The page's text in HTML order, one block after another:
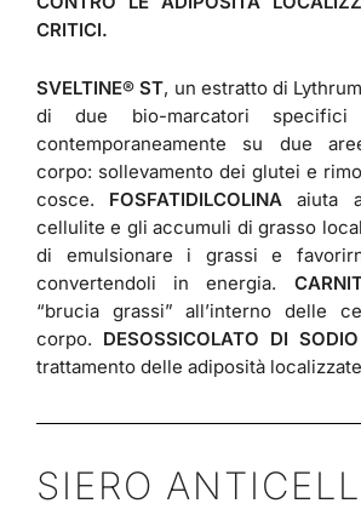
CRITICI.
SVELTINE® ST, un estratto di
di due bio-marcatori specifici
contemporaneamente su due
corpo: sollevamento dei glutei e
cosce. FOSFATIDILCOLINA aiuta
cellulite e gli accumuli di grasso
di emulsionare i grassi e
convertendoli in energia.
“brucia grassi” all’interno delle
corpo. DESOSSICOLATO DI SODIO
trattamento delle adiposità
SIERO ANTICELL